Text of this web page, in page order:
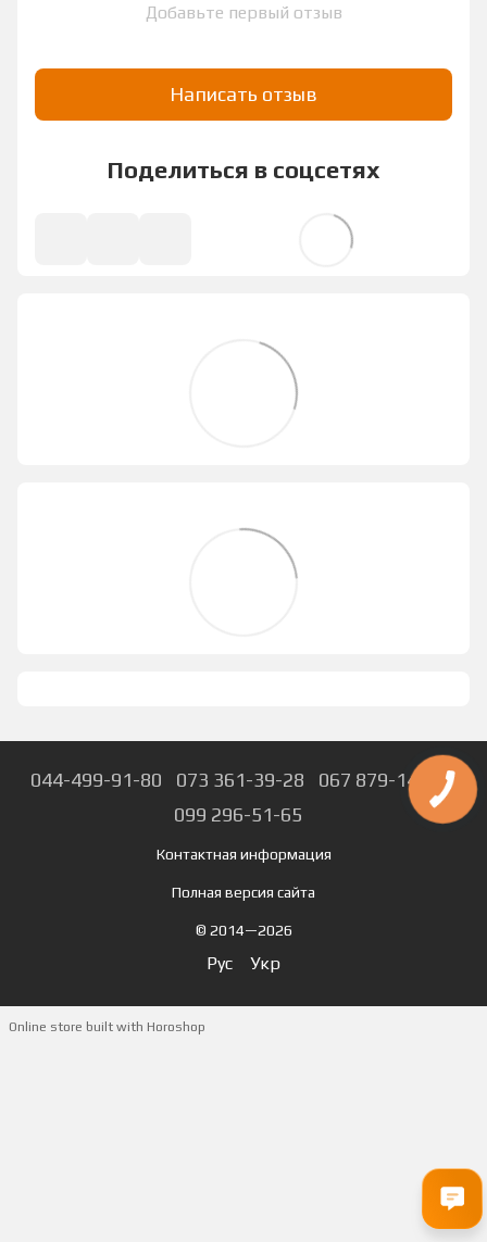
Добавьте первый отзыв
Написать отзыв
Поделиться в соцсетях
044-499-91-80 073 361-39-28
067 879-14-74
099 296-51-65
Контактная информация
Полная версия сайта
© 2014—2026
Рус Укр
Online store built with Horoshop